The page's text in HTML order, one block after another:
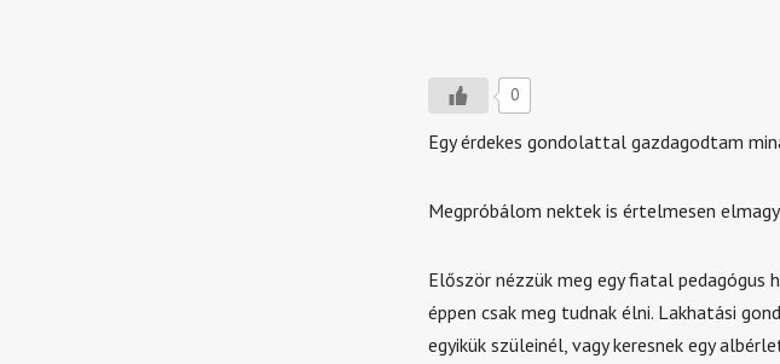
0
Egy érdekes gondolattal gazdagodtam
Megpróbálom nektek is értelmesen
Először nézzük meg egy fiatal
éppen csak meg tudnak élni. Lakhatási
egyikük szüleinél, vagy keresnek egy